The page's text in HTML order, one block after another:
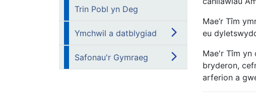
Trin Pobl yn Deg
Ymchwil a datblygiad
Safonau'r Gymraeg
Mae’r Tîm
eu
Mae'r Tîm yn
bryderon,
arferion a